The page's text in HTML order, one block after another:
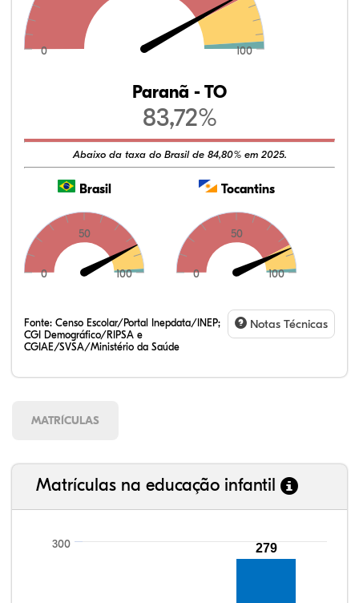
0 100
Paranã - TO
83,72%
Abaixo da taxa do Brasil de 84,80% em 2025.
Brasil
0
50
100
Tocantins
0
50
100
Fonte: Censo Escolar/Portal Inepdata/INEP;
CGI Demográfico/RIPSA e
CGIAE/SVSA/Ministério da Saúde
Notas Técnicas
MATRÍCULAS
Matrículas na educação infantil
300
279